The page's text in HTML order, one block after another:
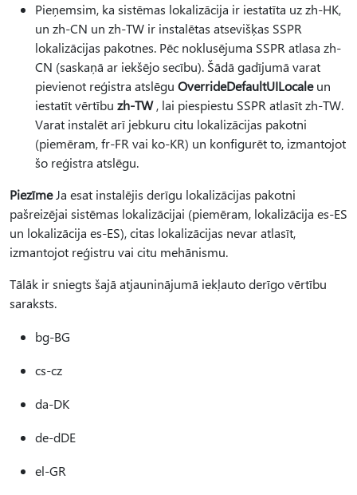
Pieņemsim, ka sistēmas lokalizācija ir iestatīta uz zh-HK,
un zh-CN un zh-TW ir instalētas atsevišķas SSPR
lokalizācijas pakotnes. Pēc noklusējuma SSPR atlasa zh-
CN (saskaņā ar iekšējo secību). Šādā gadījumā varat
pievienot reģistra atslēgu OverrideDefaultUILocaleun
iestatīt vērtību zh-TW, lai piespiestu SSPR atlasīt zh-TW.
Varat instalēt arī jebkuru citu lokalizācijas pakotni
(piemēram, fr-FR vai ko-KR) un konfigurēt to, izmantojot
šo reģistra atslēgu.
PiezīmeJa esat instalējis derīgu lokalizācijas pakotni
pašreizējai sistēmas lokalizācijai (piemēram, lokalizācija es-ES
un lokalizācija es-ES), citas lokalizācijas nevar atlasīt,
izmantojot reģistru vai citu mehānismu.
Tālāk ir sniegts šajā atjauninājumā iekļauto derīgo vērtību
saraksts.
bg-BG
cs-cz
da-DK
de-dDE
el-GR